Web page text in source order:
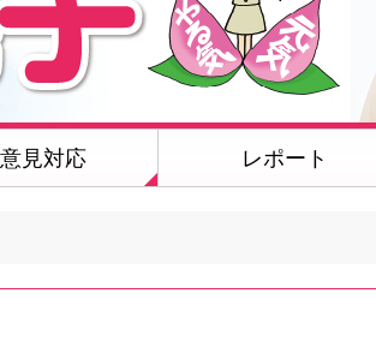
見対応 レポート